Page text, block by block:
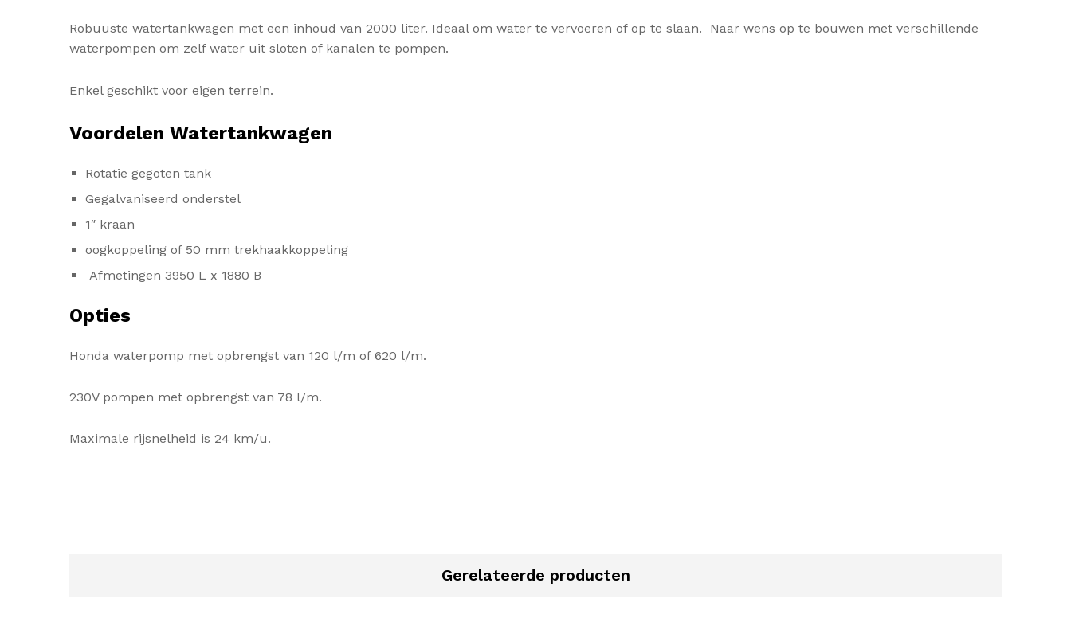
Robuuste watertankwagen met een inhoud van 2000 liter. Ideaal om water te vervoeren of op te slaan. Naar wens op te bouwen met verschillende
waterpompen om zelf water uit sloten of kanalen te pompen.
Enkel geschikt voor eigen terrein.
Voordelen Watertankwagen
Rotatie gegoten tank
Gegalvaniseerd onderstel
1″ kraan
oogkoppeling of 50 mm trekhaakkoppeling
Afmetingen 3950 L x 1880 B
Opties
Honda waterpomp met opbrengst van 120 l/m of 620 l/m.
230V pompen met opbrengst van 78 l/m.
Maximale rijsnelheid is 24 km/u.
Gerelateerde producten